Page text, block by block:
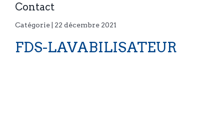
Contact
Catégorie | 22 décembre 2021
FDS-LAVABILISATEUR